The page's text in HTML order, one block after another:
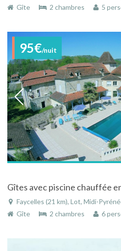
Gîte
2 chambres 5
95€/nuit
Gîtes avec piscine chauffée
Faycelles (21 km), Lot, Midi-
Gîte
2 chambres 6